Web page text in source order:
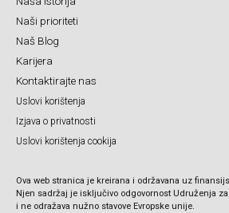
Naši prioriteti
Naš Blog
Karijera
Kontaktirajte nas
Uslovi korištenja
Izjava o privatnosti
Uslovi korištenja cookija
Ova web stranica je kreirana i održavana uz
Njen sadržaj je isključivo odgovornost Udruženja
i ne odražava nužno stavove Evropske unije.